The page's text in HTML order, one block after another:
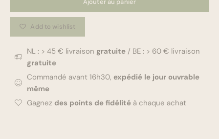
Add to wishlist
NL : > 45 € livraison gratuite / BE : > 60 € livraison
gratuite
Commandé avant 16h30, expédié le jour ouvrable
même
Gagnez des points de fidélité à chaque achat